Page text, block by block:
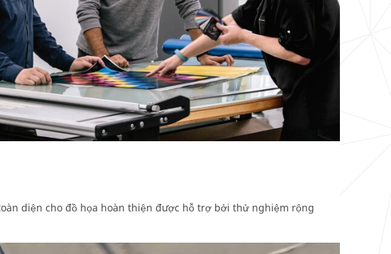
diện cho đồ họa hoàn thiện được hỗ trợ bởi thử nghiệm rộng